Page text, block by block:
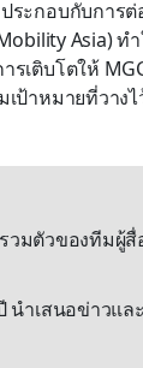
ระกอบกับการ
Asia) ท
เติบโตให้
ป้าหมายที่วางไ
วมตัวของทีมผู้สื่
นำเสนอข่าวแ